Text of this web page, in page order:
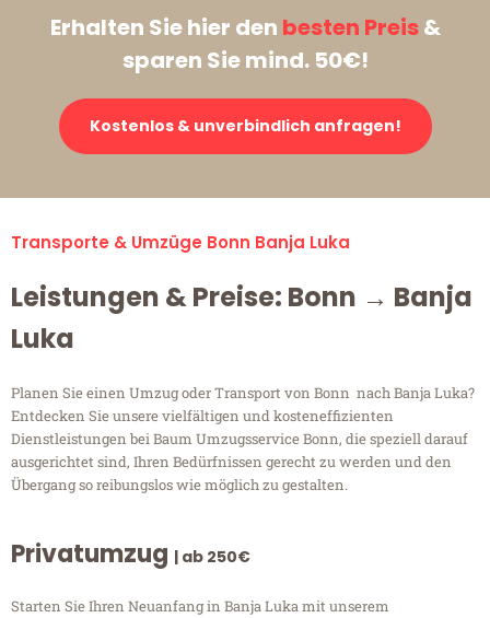
Erhalten Sie hier den besten Preis&
sparen Sie mind. 50€!
Kostenlos & unverbindlich anfragen!
Transporte & Umzüge Bonn Banja Luka
Leistungen & Preise: Bonn → Banja
Luka
Planen Sie einen Umzug oder Transport von Bonn nach Banja Luka?
Entdecken Sie unsere vielfältigen und kosteneffizienten
Dienstleistungen bei Baum Umzugsservice Bonn, die speziell darauf
ausgerichtet sind, Ihren Bedürfnissen gerecht zu werden und den
Übergang so reibungslos wie möglich zu gestalten.
Privatumzug | ab 250€
Starten Sie Ihren Neuanfang in Banja Luka mit unserem